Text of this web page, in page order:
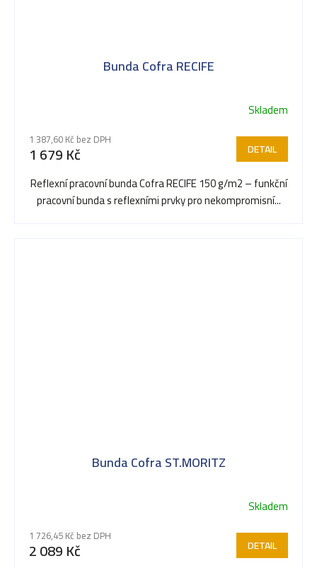
Bunda Cofra RECIFE
Skladem
1 387,60 Kč bez DPH
1 679 Kč DETAIL
Reflexní pracovní bunda Cofra RECIFE 150 g/m2 – funkční
pracovní bunda s reflexními prvky pro nekompromisní...
Bunda Cofra ST.MORITZ
Skladem
1 726,45 Kč bez DPH
2 089 Kč DETAIL